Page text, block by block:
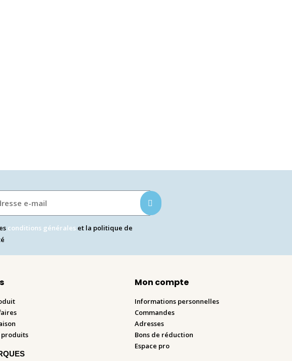
conditions générales et la politique de
produits
Mon compte
Informations personnelles
Commandes
Adresses
Bons de réduction
Espace pro